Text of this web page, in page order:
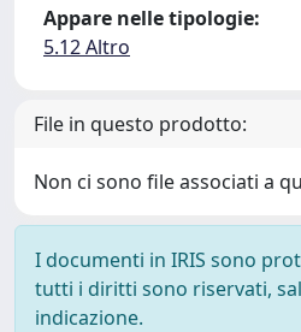
Appare nelle tipologie:
5.12 Altro
File in questo prodotto:
Non ci sono file associati a
I documenti in IRIS sono
tutti i diritti sono riservati,
indicazione.